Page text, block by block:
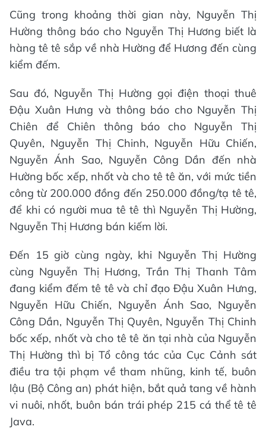
Cũng trong khoảng thời gian này, Nguyễn Thị
Hường thông báo cho Nguyễn Thị Hương biết là
hàng tê tê sắp về nhà Hường để Hương đến cùng
kiểm đếm.
Sau đó, Nguyễn Thị Hường gọi điện thoại thuê
Đậu Xuân Hưng và thông báo cho Nguyễn Thị
Chiên để Chiên thông báo cho Nguyễn Thị
Quyên, Nguyễn Thị Chinh, Nguyễn Hữu Chiến,
Nguyễn Ánh Sao, Nguyễn Công Dần đến nhà
Hường bốc xếp, nhốt và cho tê tê ăn, với mức tiền
công từ 200.000 đồng đến 250.000 đồng/tạ tê tê,
để khi có người mua tê tê thì Nguyễn Thị Hường,
Nguyễn Thị Hương bán kiếm lời.
Đến 15 giờ cùng ngày, khi Nguyễn Thị Hường
cùng Nguyễn Thị Hương, Trần Thị Thanh Tâm
đang kiểm đếm tê tê và chỉ đạo Đậu Xuân Hưng,
Nguyễn Hữu Chiến, Nguyễn Ánh Sao, Nguyễn
Công Dần, Nguyễn Thị Quyên, Nguyễn Thị Chinh
bốc xếp, nhốt và cho tê tê ăn tại nhà của Nguyễn
Thị Hường thì bị Tổ công tác của Cục Cảnh sát
điều tra tội phạm về tham nhũng, kinh tế, buôn
lậu (Bộ Công an) phát hiện, bắt quả tang về hành
vi nuôi, nhốt, buôn bán trái phép 215 cá thể tê tê
Java.